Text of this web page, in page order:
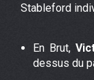
Stableford
En Brut,
dessus du